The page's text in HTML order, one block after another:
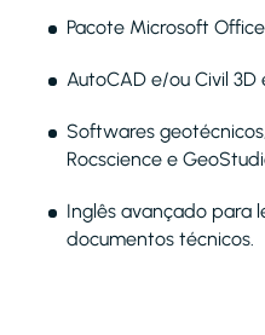
Pacote Microsoft
AutoCAD e/ou Civil
Softwares
Rocscience e
Inglês avançado para
documentos técnicos.